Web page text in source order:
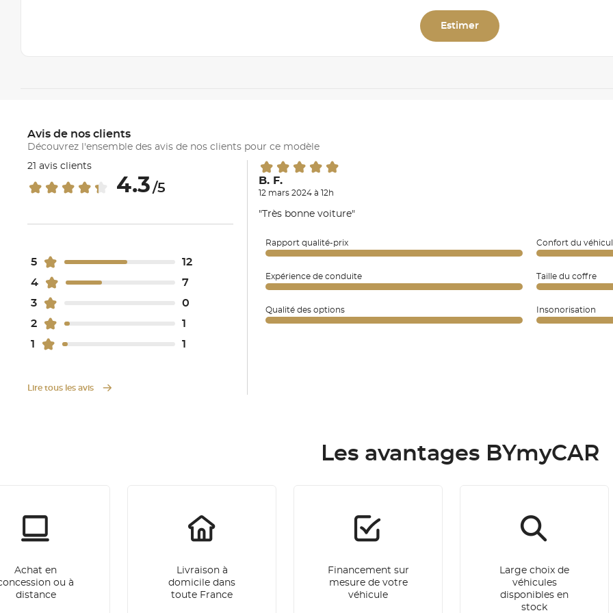
Estimer
Avis de nos clients
Découvrez l'ensemble des avis de nos clients pour ce modèle
21 avis clients
4.3 /5
5
12
4
7
3
0
2
1
1
1
Lire tous les avis
B. F.
12 mars 2024 à 12h
"Très bonne voiture"
Rapport qualité-prix Confort du
Expérience de conduite Taille du coffre
Qualité des options Insonorisation
Les avantages BYmyCAR
Achat en
ou à
distance
Livraison à
domicile dans
toute France
Financement sur
mesure de votre
véhicule
Large choix de
véhicules
disponibles en
stock